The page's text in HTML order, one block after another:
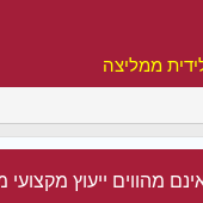
ממליצה
מהווים ייעוץ